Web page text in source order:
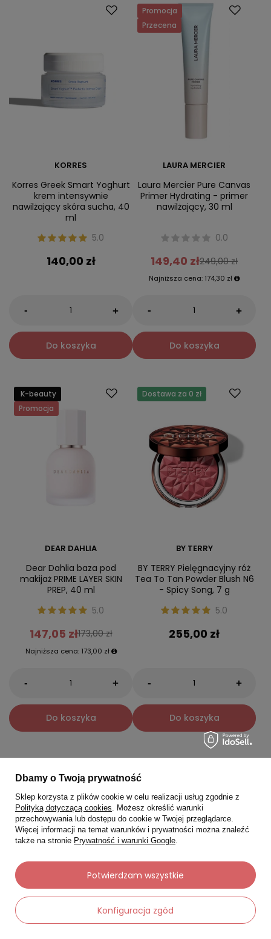
KORRES
Korres Greek Smart Yoghurt
krem intensywnie
nawilżający skóra sucha, 40
ml
5.0
140,00 zł
- +
Do koszyka
Promocja
Przecena
LAURA MERCIER
Laura Mercier Pure Canvas
Primer Hydrating - primer
nawilżający, 30 ml
0.0
149,40 zł249,00 zł
Najniższa cena: 174,30 zł
- +
Do koszyka
K-beauty
Promocja
DEAR DAHLIA
Dear Dahlia baza pod
makijaż PRIME LAYER SKIN
PREP, 40 ml
5.0
147,05 zł173,00 zł
Najniższa cena: 173,00 zł
- +
Do koszyka
Dostawa za 0 zł
BY TERRY
BY TERRY Pielęgnacyjny róż
Tea To Tan Powder Blush N6
- Spicy Song, 7 g
5.0
255,00 zł
- +
Do koszyka
BY TERRY BY TERRY
Dbamy o Twoją prywatność
Sklep korzysta z plików cookie w celu realizacji usług zgodnie z
Polityką dotyczącą cookies. Możesz określić warunki
przechowywania lub dostępu do cookie w Twojej przeglądarce.
Więcej informacji na temat warunków i prywatności można znaleźć
także na stronie Prywatność i warunki Google.
Konfiguracja zgód
Potwierdzam wszystkie